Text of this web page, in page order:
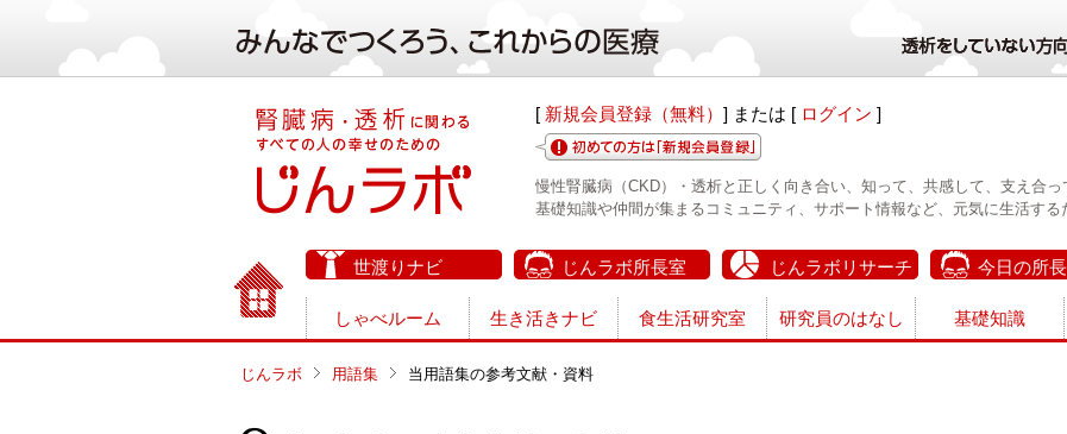
[ 新規会員登録（無料） ] または [ ログイン ]
慢性腎臓病（CKD）・透析と正しく向き合い、知って、共感して、支え合っ
基礎知識や仲間が集まるコミュニティ、サポート情報など、元気に生活する
世渡りナビ じんラボ所長室 じんラボリサーチ 今日の所長
しゃべルーム 生き活きナビ 食生活研究室 研究員のはなし 基礎知識
じんラボ 用語集 当用語集の参考文献・資料